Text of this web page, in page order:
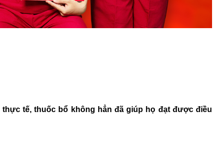
tế, thuốc bổ không hẳn đã giúp họ đạt được điều